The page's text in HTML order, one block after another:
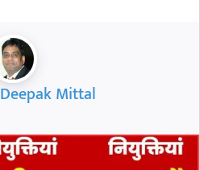
Deepak Mittal